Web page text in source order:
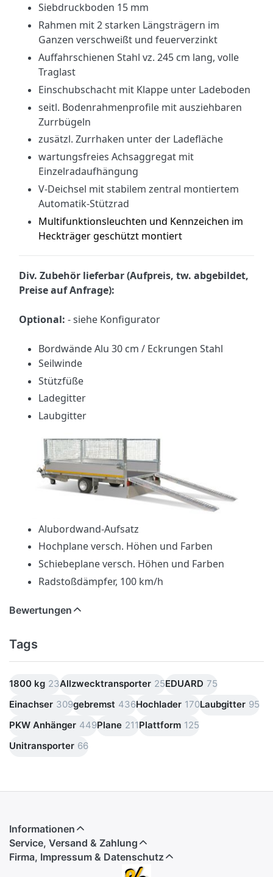
Siebdruckboden 15 mm
Rahmen mit 2 starken Längsträgern im
Ganzen verschweißt und feuerverzinkt
Auffahrschienen Stahl vz. 245 cm lang, volle
Traglast
Einschubschacht mit Klappe unter Ladeboden
seitl. Bodenrahmenprofile mit ausziehbaren
Zurrbügeln
zusätzl. Zurrhaken unter der Ladefläche
wartungsfreies Achsaggregat mit
Einzelradaufhängung
V-Deichsel mit stabilem zentral montiertem
Automatik-Stützrad
Multifunktionsleuchten und Kennzeichen im
Heckträger geschützt montiert
Div. Zubehör lieferbar (Aufpreis, tw. abgebildet,
Preise auf Anfrage):
Optional: - siehe Konfigurator
Bordwände Alu 30 cm / Eckrungen Stahl
Seilwinde
Stützfüße
Ladegitter
Laubgitter
Alubordwand-Aufsatz
Hochplane versch. Höhen und Farben
Schiebeplane versch. Höhen und Farben
Radstoßdämpfer, 100 km/h
Bewertungen
Tags
1800 kg 23Allzwecktransporter 25EDUARD 75
Einachser 309gebremst 436Hochlader 170Laubgitter 95
PKW Anhänger 449Plane 211Plattform 125
Unitransporter 66
Informationen
Service, Versand & Zahlung
Firma, Impressum & Datenschutz